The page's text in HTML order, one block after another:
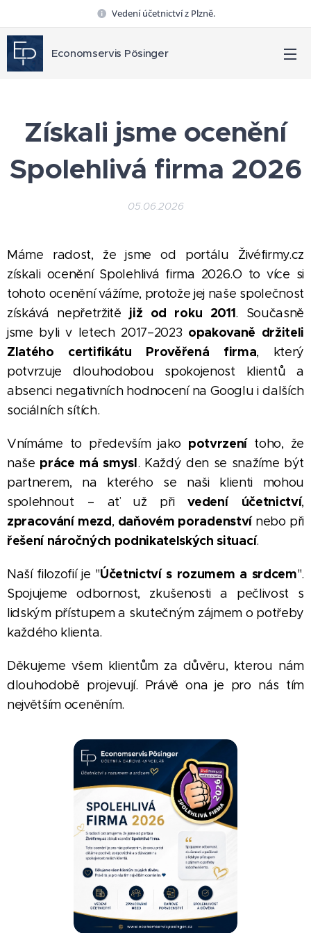
Vedení účetnictví z Plzně.
Economservis Pösinger
Získali jsme ocenění
Spolehlivá firma 2026
05.06.2026
Máme radost, že jsme od portálu Živéfirmy.cz
získali ocenění Spolehlivá firma 2026.O to více si
tohoto ocenění vážíme, protože jej naše společnost
získává nepřetržitě již od roku 2011. Současně
jsme byli v letech 2017–2023 opakovaně držiteli
Zlatého certifikátu Prověřená firma, který
potvrzuje dlouhodobou spokojenost klientů a
absenci negativních hodnocení na Googlu i dalších
sociálních sítích.
Vnímáme to především jako potvrzení toho, že
naše práce má smysl. Každý den se snažíme být
partnerem, na kterého se naši klienti mohou
spolehnout – ať už přivedení účetnictví,
zpracování mezd, daňovém poradenstvínebo při
řešení náročných podnikatelských situací.
Naší filozofií je "Účetnictví s rozumem a srdcem".
Spojujeme odbornost, zkušenosti a pečlivost s
lidským přístupem a skutečným zájmem o potřeby
každého klienta.
Děkujeme všem klientům za důvěru, kterou nám
dlouhodobě projevují. Právě ona je pro nás tím
největším oceněním.